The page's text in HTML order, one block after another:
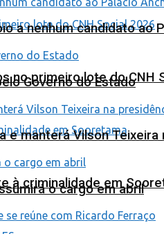
no primeiro lote do CNH
à criminalidade em
a nenhum candidato ao
Governo do Estado
e manterá Vilson
o cargo em abril